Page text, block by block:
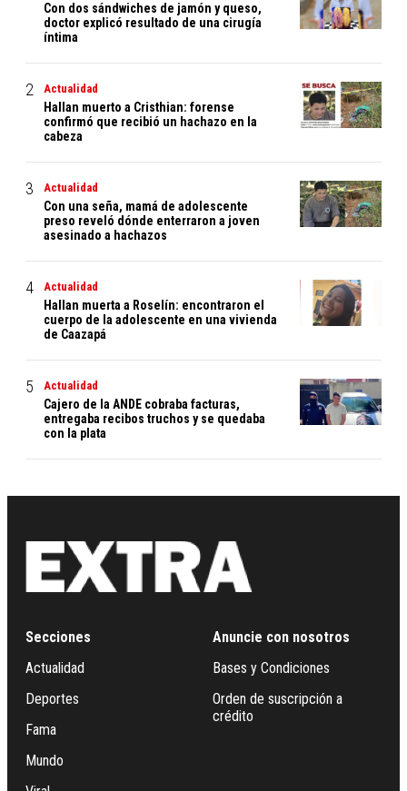
Con dos sándwiches de jamón y queso,
doctor explicó resultado de una cirugía
íntima
Actualidad
Hallan muerto a Cristhian: forense
confirmó que recibió un hachazo en la
cabeza
Actualidad
Con una seña, mamá de adolescente
preso reveló dónde enterraron a joven
asesinado a hachazos
Actualidad
Hallan muerta a Roselín: encontraron el
cuerpo de la adolescente en una vivienda
de Caazapá
Actualidad
Cajero de la ANDE cobraba facturas,
entregaba recibos truchos y se quedaba
con la plata
Secciones
Actualidad
Deportes
Fama
Mundo
Anuncie con nosotros
Bases y Condiciones
Orden de suscripción a
crédito